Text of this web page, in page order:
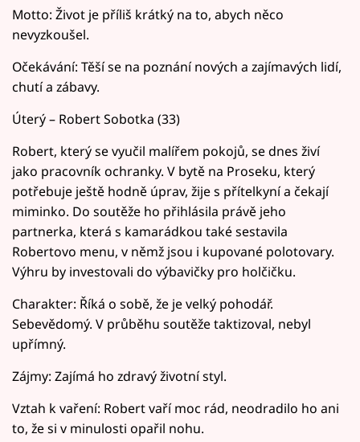
Motto: Život je příliš krátký na to, abych něco
nevyzkoušel.
Očekávání: Těší se na poznání nových a zajímavých lidí,
chutí a zábavy.
Úterý – Robert Sobotka (33)
Robert, který se vyučil malířem pokojů, se dnes živí
jako pracovník ochranky. V bytě na Proseku, který
potřebuje ještě hodně úprav, žije s přítelkyní a čekají
miminko. Do soutěže ho přihlásila právě jeho
partnerka, která s kamarádkou také sestavila
Robertovo menu, v němž jsou i kupované polotovary.
Výhru by investovali do výbavičky pro holčičku.
Charakter: Říká o sobě, že je velký pohodář.
Sebevědomý. V průběhu soutěže taktizoval, nebyl
upřímný.
Zájmy: Zajímá ho zdravý životní styl.
Vztah k vaření: Robert vaří moc rád, neodradilo ho ani
to, že si v minulosti opařil nohu.